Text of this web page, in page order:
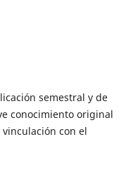
semestral y de
conocimiento original
con el